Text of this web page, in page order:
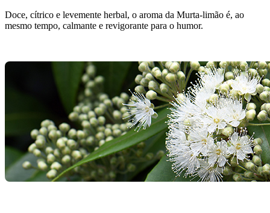
Doce, cítrico e levemente herbal, o aroma da Murta-limão é, ao
mesmo tempo, calmante e revigorante para o humor.